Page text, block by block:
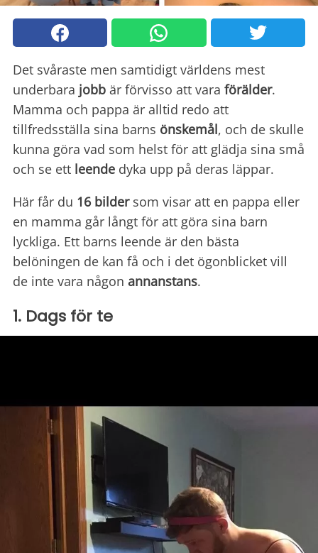
Det svåraste men samtidigt världens mest
underbara jobb är förvisso att vara förälder.
Mamma och pappa är alltid redo att
tillfredsställa sina barns önskemål, och de skulle
kunna göra vad som helst för att glädja sina små
och se ett leende dyka upp på deras läppar.
Här får du 16 bildersom visar att en pappa eller
en mamma går långt för att göra sina barn
lyckliga. Ett barns leende är den bästa
belöningen de kan få och i det ögonblicket vill
de inte vara någon annanstans.
1. Dags för te